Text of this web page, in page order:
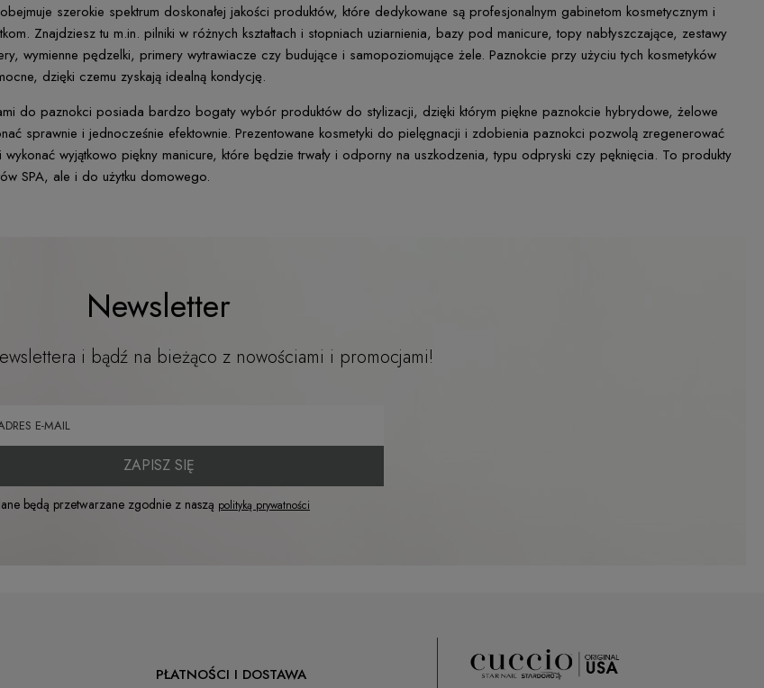
szerokie spektrum doskonałej jakości produktów, które dedykowane są profesjonalnym gabinetom kosmetycznym i
Znajdziesz tu m.in. pilniki w różnych kształtach i stopniach uziarnienia, bazy pod manicure, topy nabłyszczające, zestawy
wymienne pędzelki, primery wytrawiacze czy budujące i samopoziomujące żele. Paznokcie przy użyciu tych kosmetyków
dzięki czemu zyskają idealną kondycję.
do paznokci posiada bardzo bogaty wybór produktów do stylizacji, dzięki którym piękne paznokcie hybrydowe, żelowe
sprawnie i jednocześnie efektownie. Prezentowane kosmetyki do pielęgnacji i zdobienia paznokci pozwolą zregenerować
wykonać wyjątkowo piękny manicure, które będzie trwały i odporny na uszkodzenia, typu odpryski czy pęknięcia. To produkty
SPA, ale i do użytku domowego.
Newsletter
i bądź na bieżąco z nowościami i promocjami!
ZAPISZ SIĘ
będą przetwarzane zgodnie z naszą polityką prywatności
PŁATNOŚCI I DOSTAWA